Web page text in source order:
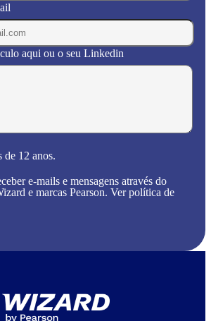
aqui ou o seu Linkedin
de 12 anos.
e-mails e mensagens através do
e marcas Pearson. Ver política de